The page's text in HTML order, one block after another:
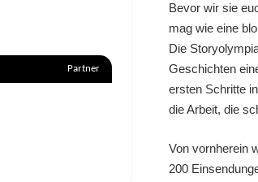
Bevor wir sie
mag wie eine
Die
Geschichten
ersten Schritte
die Arbeit, die
Von vornherein
200
Partner